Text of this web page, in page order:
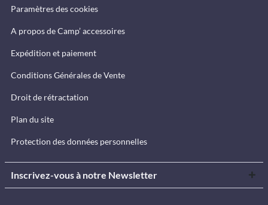
Paramètres des cookies
A propos de Camp’ accessoires
Expédition et paiement
Conditions Générales de Vente
Droit de rétractation
Plan du site
Protection des données personnelles
Inscrivez-vous à notre Newsletter